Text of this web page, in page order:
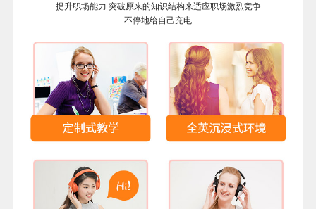
提升职场能力 突破原来的知识结构来适应职场激烈竞争
不停地给自己充电